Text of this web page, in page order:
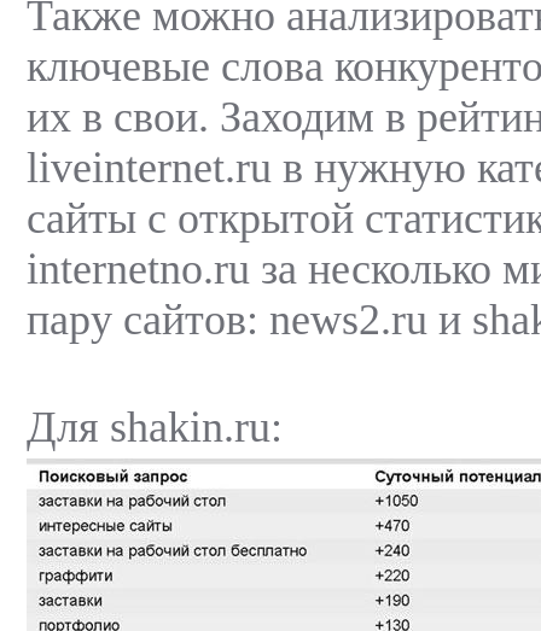
Также можно
ключевые слова
их в свои. Заходим в
liveinternet.ru в нужную
сайты с открытой
internetno.ru за несколько
пару сайтов: news2.ru и
Для shakin.ru: